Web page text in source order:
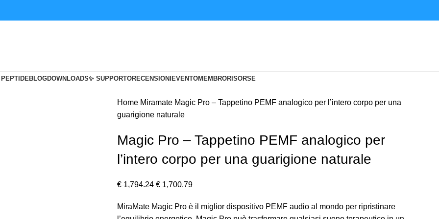
PEPTIDEBLOGDOWNLOADS✨ SUPPORTORECENSIONI EVENTOMEMBRORISORSE
Home Miramate Magic Pro – Tappetino PEMF analogico per l’intero corpo per una
guarigione naturale
Magic Pro – Tappetino PEMF analogico per
l’intero corpo per una guarigione naturale
€1,794.24 € 1,700.79
MiraMate Magic Pro è il miglior dispositivo PEMF audio al mondo per ripristinare
limitato: codice sconto